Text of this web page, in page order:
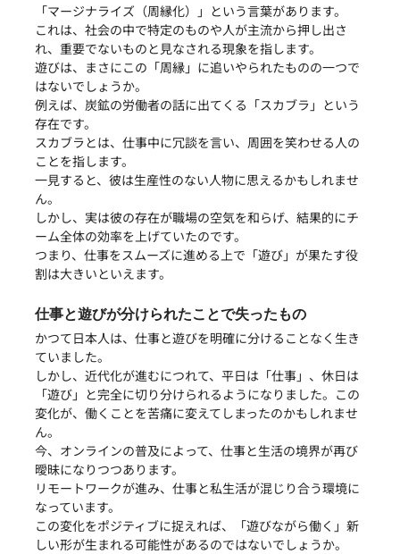
「マージナライズ（周縁化）」という言葉があります。
これは、社会の中で特定のものや人が主流から押し出さ
れ、重要でないものと見なされる現象を指します。
遊びは、まさにこの「周縁」に追いやられたものの一つで
はないでしょうか。
例えば、炭鉱の労働者の話に出てくる「スカブラ」という
存在です。
スカブラとは、仕事中に冗談を言い、周囲を笑わせる人の
ことを指します。
一見すると、彼は生産性のない人物に思えるかもしれませ
ん。
しかし、実は彼の存在が職場の空気を和らげ、結果的にチ
ーム全体の効率を上げていたのです。
つまり、仕事をスムーズに進める上で「遊び」が果たす役
割は大きいといえます。
仕事と遊びが分けられたことで失ったもの
かつて日本人は、仕事と遊びを明確に分けることなく生き
ていました。
しかし、近代化が進むにつれて、平日は「仕事」、休日は
「遊び」と完全に切り分けられるようになりました。この
変化が、働くことを苦痛に変えてしまったのかもしれませ
ん。
今、オンラインの普及によって、仕事と生活の境界が再び
曖昧になりつつあります。
リモートワークが進み、仕事と私生活が混じり合う環境に
なっています。
この変化をポジティブに捉えれば、「遊びながら働く」新
しい形が生まれる可能性があるのではないでしょうか。